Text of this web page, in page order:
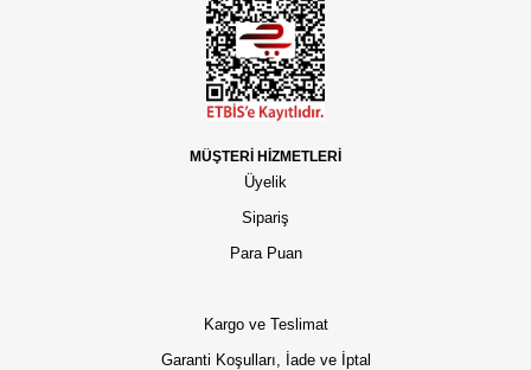
MÜŞTERİ HİZMETLERİ
Üyelik
Sipariş
Para Puan
Kargo ve Teslimat
Garanti Koşulları, İade ve İptal